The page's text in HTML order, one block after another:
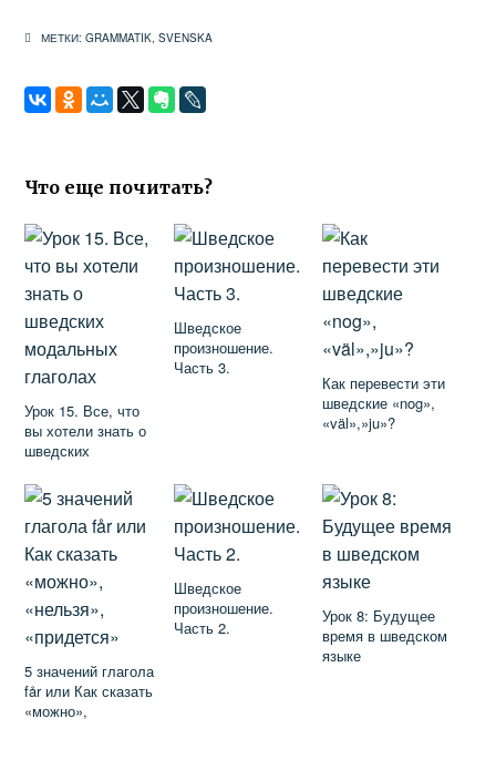
МЕТКИ:GRAMMATIK,SVENSKA
Что еще почитать?
Урок 15. Все, что
вы хотели знать о
шведских
глаголах
Шведское
произношение.
Часть 3.
Как перевести эти
шведские «nog»,
«väl»,»ju»?
5 значений глагола
får или Как сказать
«можно»,
Шведское
произношение.
Часть 2.
Урок 8: Будущее
время в шведском
языке